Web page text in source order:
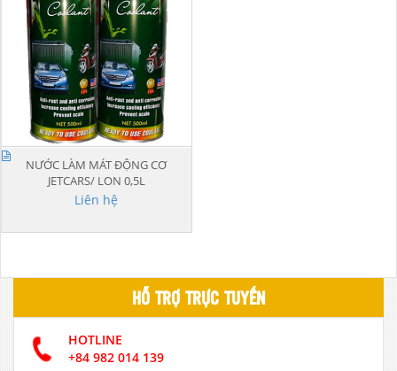
NƯỚC LÀM MÁT ĐỘNG CƠ
JETCARS/ LON 0,5L
Liên hệ
HỖ TRỢ TRỰC TUYẾN
HOTLINE
+84 982 014 139